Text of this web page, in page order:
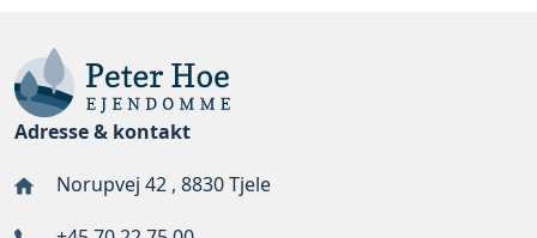
Adresse & kontakt
Norupvej 42 , 8830 Tjele